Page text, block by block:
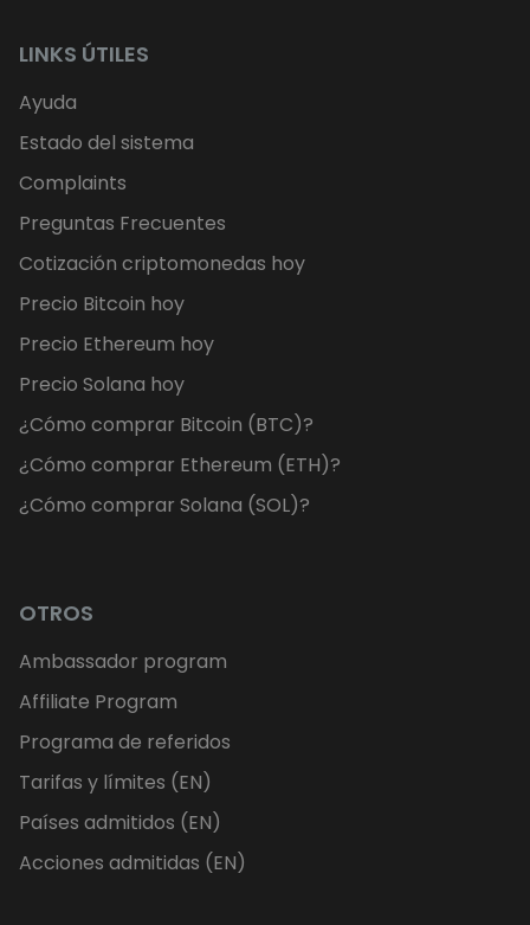
LINKS ÚTILES
Ayuda
Estado del sistema
Complaints
Preguntas Frecuentes
Cotización criptomonedas hoy
Precio Bitcoin hoy
Precio Ethereum hoy
Precio Solana hoy
¿Cómo comprar Bitcoin (BTC)?
¿Cómo comprar Ethereum (ETH)?
¿Cómo comprar Solana (SOL)?
OTROS
Ambassador program
Affiliate Program
Programa de referidos
Tarifas y límites (EN)
Países admitidos (EN)
Acciones admitidas (EN)